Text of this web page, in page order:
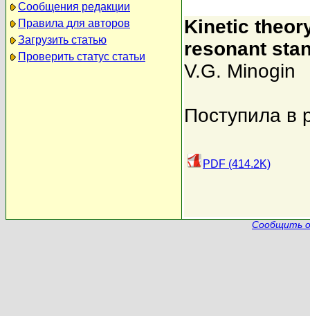
Сообщения редакции
Правила для авторов
Загрузить статью
Проверить статус статьи
Kinetic
resonant
V.G. Minogin
Поступила в
PDF (414.2K)
Сообщить о